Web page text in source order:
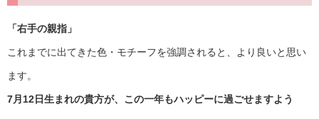
「右手の親指」
これまでに出てきた色・モチーフを強調されると、より良いと思い
ます。
7月12日生まれの貴方が、この一年もハッピーに過ごせますよう